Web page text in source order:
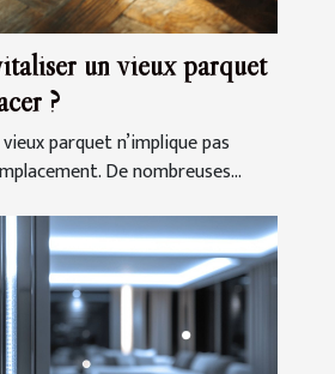
un vieux parquet
?
parquet n’implique pas
De nombreuses...